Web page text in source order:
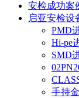
安检成功案
启亚安检设
PMD
Hi-pe
SMD
手持